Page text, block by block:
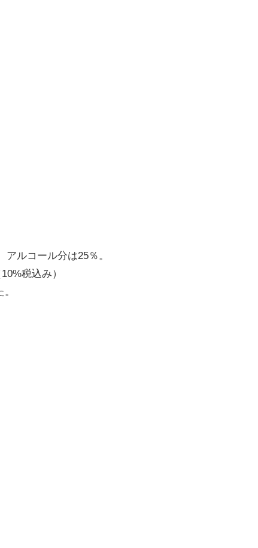
ルコール分は25％。
税込み）